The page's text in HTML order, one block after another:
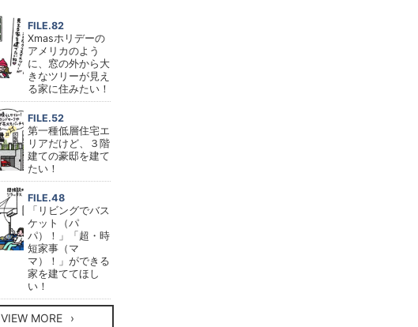
FILE.82
Xmasホリデーの
アメリカのよう
に、窓の外から大
きなツリーが見え
る家に住みたい！
FILE.52
第一種低層住宅エ
リアだけど、３階
建ての豪邸を建て
たい！
FILE.48
「リビングでバス
ケット（パ
パ）！」「超・時
短家事（マ
マ）！」ができる
家を建ててほし
い！
VIEW MORE